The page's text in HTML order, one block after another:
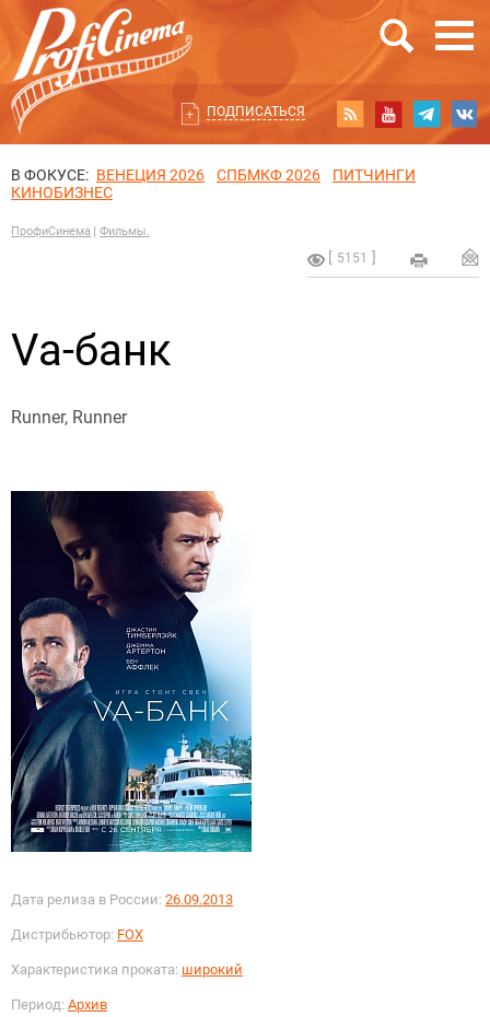
ПОДПИСАТЬСЯ
В ФОКУСЕ: ВЕНЕЦИЯ 2026 СПБМКФ 2026
ПИТЧИНГИ
КИНОБИЗНЕС
ПрофиСинема Фильмы.
5151
Vа-банк
Runner, Runner
Дата релиза в России: 26.09.2013
Дистрибьютор: FOX
Характеристика проката: широкий
Период: Архив